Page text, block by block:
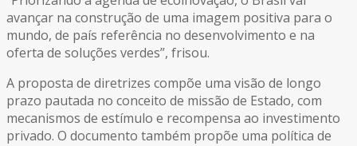
avançar na construção de uma imagem positiva para o
mundo, de país referência no desenvolvimento e na
oferta de soluções verdes”, frisou.
A proposta de diretrizes compõe uma visão de longo
prazo pautada no conceito de missão de Estado, com
mecanismos de estímulo e recompensa ao investimento
privado. O documento também propõe uma política de